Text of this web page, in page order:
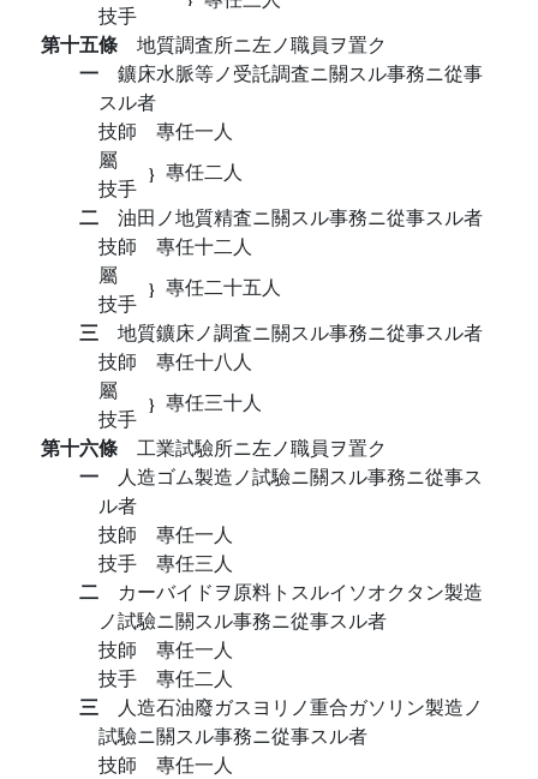
技手
第十五條 地質調査所ニ左ノ職員ヲ置ク
一 鑛床水脈等ノ受託調査ニ關スル事務ニ從事
スル者
技師 專任一人
屬
技手
專任二人
二 油田ノ地質精査ニ關スル事務ニ從事スル者
技師 專任十二人
屬
技手
專任二十五人
三 地質鑛床ノ調査ニ關スル事務ニ從事スル者
技師 專任十八人
屬
技手
專任三十人
第十六條 工業試驗所ニ左ノ職員ヲ置ク
一 人造ゴム製造ノ試驗ニ關スル事務ニ從事ス
ル者
技師 專任一人
技手 專任三人
二 カーバイドヲ原料トスルイソオクタン製造
ノ試驗ニ關スル事務ニ從事スル者
技師 專任一人
技手 專任二人
三 人造石油廢ガスヨリノ重合ガソリン製造ノ
試驗ニ關スル事務ニ從事スル者
技師 專任一人